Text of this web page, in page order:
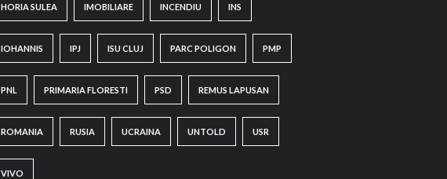
HORIA SULEA IMOBILIARE INCENDIU INS
IOHANNIS IPJ ISU CLUJ PARC POLIGON PMP
PNL PRIMARIA FLORESTI PSD REMUS LAPUSAN
ROMANIA RUSIA UCRAINA UNTOLD USR
VIVO